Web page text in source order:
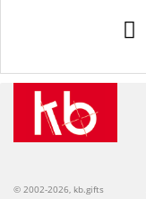
© 2002-2026, kb.gifts